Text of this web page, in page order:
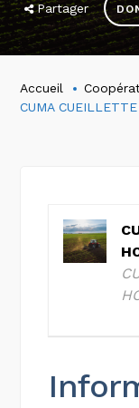
Partager
Accueil
CUMA